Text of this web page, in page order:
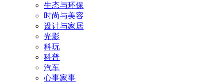
生态与环保
时尚与美容
设计与家居
光影
科玩
科普
汽车
心事家事